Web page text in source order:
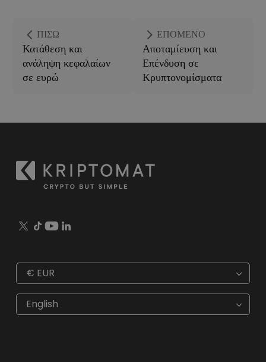
ΠΊΣΩ
Κατάθεση και
ανάληψη κεφαλαίων
σε ευρώ
ΕΠΌΜΕΝΟ
Αποταμίευση και
Επένδυση σε
Κρυπτονομίσματα
€ EUR
€ EUR
$ USD
fr. CHF
English